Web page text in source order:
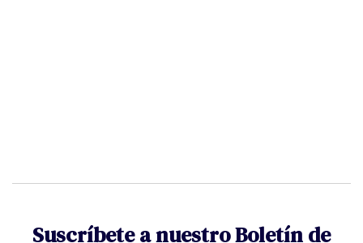
Suscríbete a nuestro Boletín de